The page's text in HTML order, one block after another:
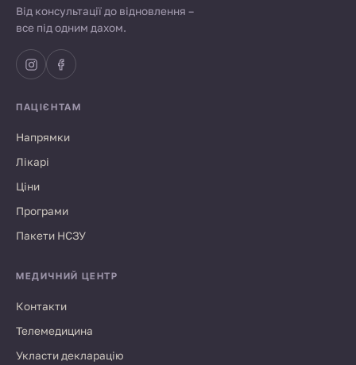
Від консультації до відновлення –
все під одним дахом.
ПАЦІЄНТАМ
Напрямки
Лікарі
Ціни
Програми
Пакети НСЗУ
МЕДИЧНИЙ ЦЕНТР
Контакти
Телемедицина
Укласти декларацію